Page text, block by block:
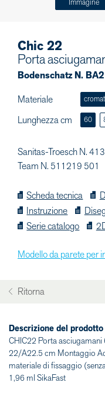
Immagine
Chic 22
Porta
Bodenschatz N.
Materiale
Lunghezza cm 60
Sanitas-Troesch N.
Team N. 511219 501
Scheda tecnica
Instruzione
Serie catalogo
Modello da parete per
Ritorna
Descrizione del prodotto
CHIC22 Porta
22/A22.5 cm Montaggio
materiale di fissaggio
1,96 ml SikaFast